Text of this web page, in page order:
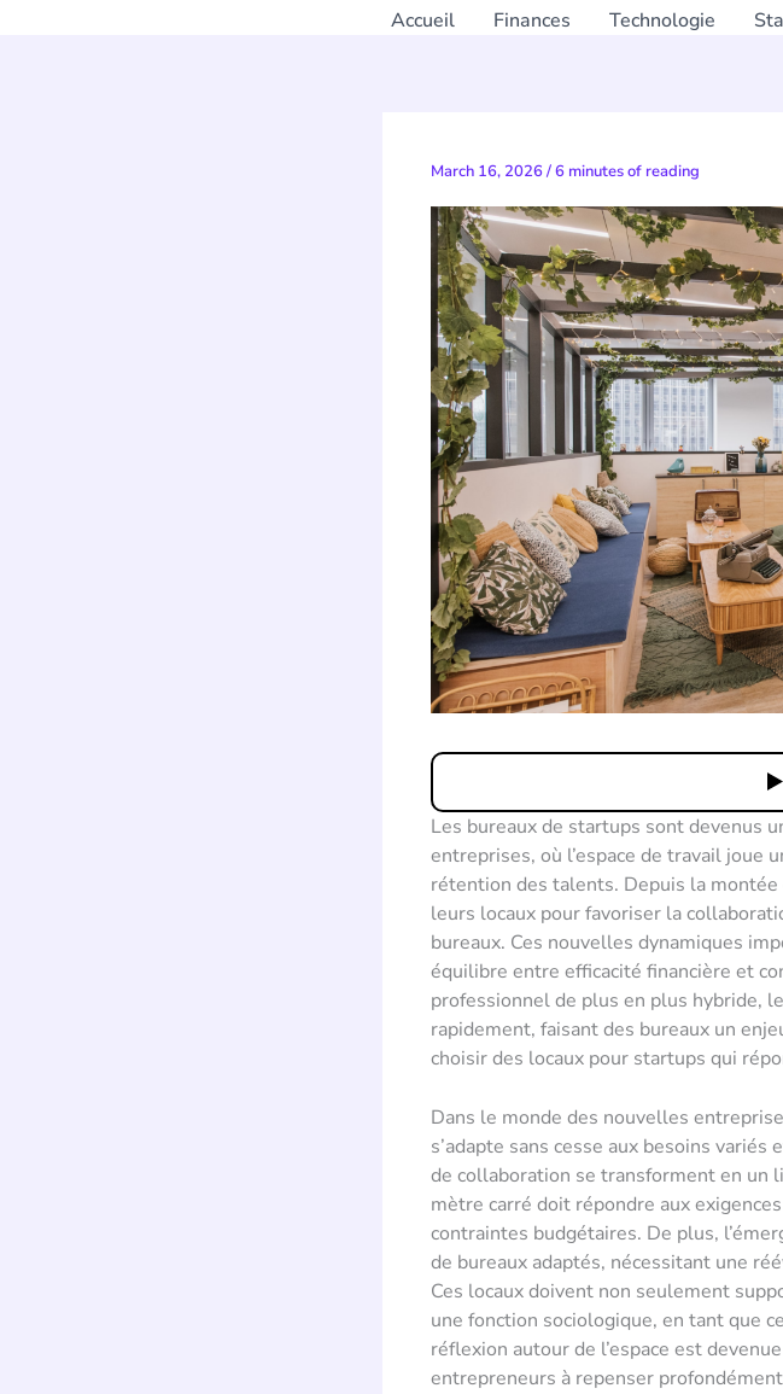
Accueil Finances Technologie
March 16, 2026/6 minutes of reading
Les bureaux de startups sont devenus
entreprises, où l’espace de travail joue
rétention des talents. Depuis la
leurs locaux pour favoriser la
bureaux. Ces nouvelles dynamiques
équilibre entre efficacité financière et
professionnel de plus en plus hybride,
rapidement, faisant des bureaux un
choisir des locaux pour startups qui
Dans le monde des nouvelles
s’adapte sans cesse aux besoins
de collaboration se transforment en un
mètre carré doit répondre aux
contraintes budgétaires. De plus,
de bureaux adaptés, nécessitant une
Ces locaux doivent non seulement
une fonction sociologique, en tant que
réflexion autour de l’espace est
entrepreneurs à repenser